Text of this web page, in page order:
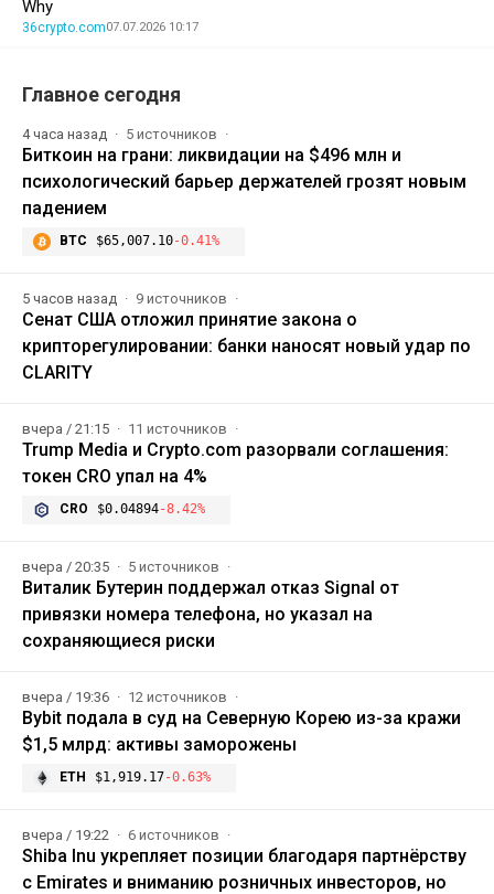
Why
36crypto.com07.07.2026 10:17
Главное сегодня
4 часа назад 5 источников
Биткоин на грани: ликвидации на $496 млн и
психологический барьер держателей грозят новым
падением
BTC $65,007.10-0.41%
5 часов назад 9 источников
Сенат США отложил принятие закона о
крипторегулировании: банки наносят новый удар по
CLARITY
вчера / 21:15 11 источников
Trump Media и Crypto.com разорвали соглашения:
токен CRO упал на 4%
CRO $0.04894-8.42%
вчера / 20:35 5 источников
Виталик Бутерин поддержал отказ Signal от
привязки номера телефона, но указал на
сохраняющиеся риски
вчера / 19:36 12 источников
Bybit подала в суд на Северную Корею из-за кражи
$1,5 млрд: активы заморожены
ETH $1,919.17-0.63%
вчера / 19:22 6 источников
Shiba Inu укрепляет позиции благодаря партнёрству
с Emirates и вниманию розничных инвесторов, но